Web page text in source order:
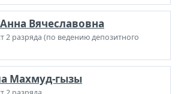
Вячеславовна
2 разряда (по ведению депозитного
Махмуд-гызы